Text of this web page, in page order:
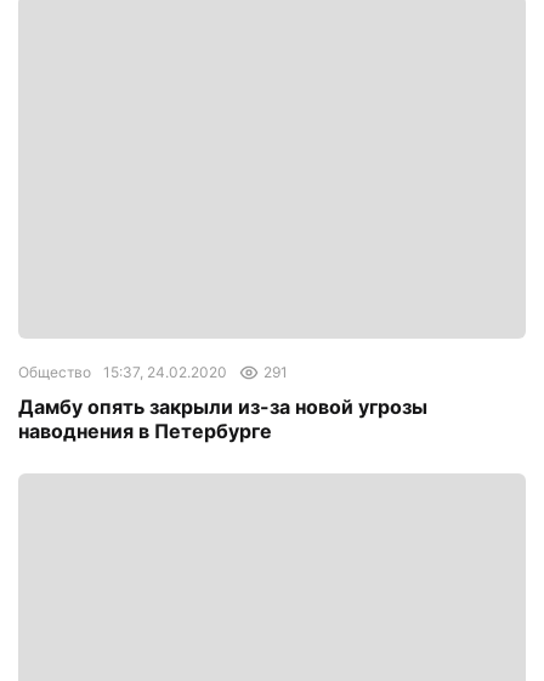
Общество 15:37, 24.02.2020 291
Дамбу опять закрыли из-за новой угрозы
наводнения в Петербурге